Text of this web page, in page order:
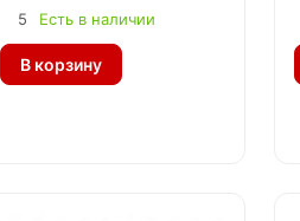
5 Есть в наличии
В корзину